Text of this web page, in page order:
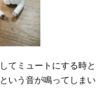
てミュートにする時と
いう音が鳴ってしまい